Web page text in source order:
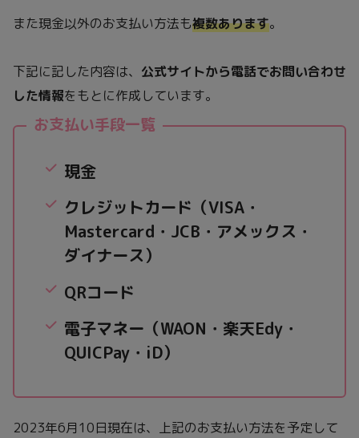
また現金以外のお支払い方法も複数あります。
下記に記した内容は、 公式サイトから電話でお問い合わせ
した情報をもとに作成しています。
お支払い手段一覧
現金
クレジットカード（VISA・
Mastercard・JCB・アメックス・
ダイナース）
QRコード
電子マネー（WAON・楽天Edy・
QUICPay・iD）
2023年6月10日現在は、上記のお支払い方法を予定して